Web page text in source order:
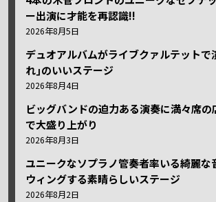
ー出演に才能を再認識!!
2026年8月5日
デュオアルバムがライブクァルテットで
れ｣のいいステージ
2026年8月4日
ビッグバンドの迫力ある演奏に満々席の
で大盛り上がり
2026年8月3日
ユニークなソプラノ管奏者率いる綺麗な
ウィングする素晴らしいステージ
2026年8月2日